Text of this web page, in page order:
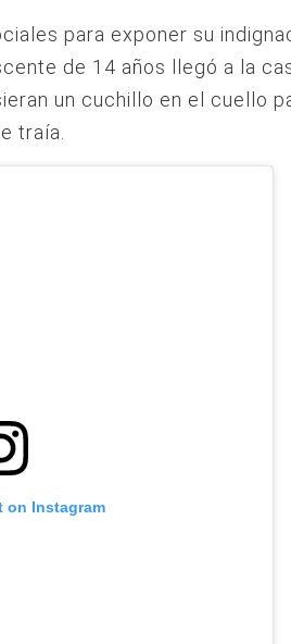
para exponer su
de 14 años llegó a la
un cuchillo en el cuello
traía.
on Instagram